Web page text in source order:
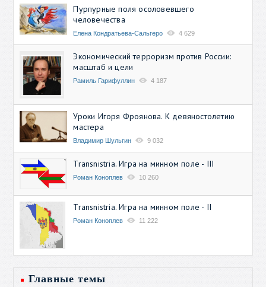
Пурпурные поля осоловевшего
человечества
Елена Кондратьева-Сальгеро 4 629
Экономический терроризм против России:
масштаб и цели
Рамиль Гарифуллин 4 187
Уроки Игоря Фроянова. К девяностолетию
мастера
Владимир Шульгин 9 032
Transnistria. Игра на минном поле - III
Роман Коноплев 10 260
Transnistria. Игра на минном поле - II
Роман Коноплев 11 222
Главные темы